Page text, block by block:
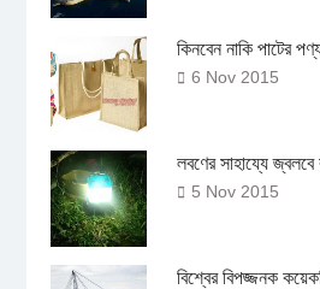
কিনবেন নাকি পাটের
6 Nov 2015
লবণের সাহায্যে জ্বলবে
5 Nov 2015
বিশ্বের বিপজ্জনক